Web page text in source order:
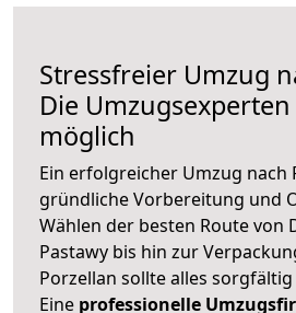
Stressfreier Umzug
Die
möglich
Ein erfolgreicher Umzug
gründliche Vorbereitung und
Wählen der besten Route von
Pastawy bis hin zur
Porzellan sollte alles
Eine professionelle